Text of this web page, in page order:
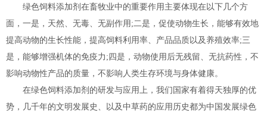
绿色饲料添加剂在畜牧业中的重要作用主要体现在以下几个方
面，一是，天然、无毒、无副作用;二是，促使动物生长，能够有效地
提高动物的生长性能，提高饲料利用率、产品品质以及养殖效率;三
是，能够增强机体的免疫力;四是，动物使用后无残留、无抗药性，不
影响动物性产品的质量，不影响人类生存环境与身体健康。
在绿色饲料添加剂的研发与应用上，我们国家有着得天独厚的优
势，几千年的文明发展史、以及中草药的应用历史都为中国发展绿色